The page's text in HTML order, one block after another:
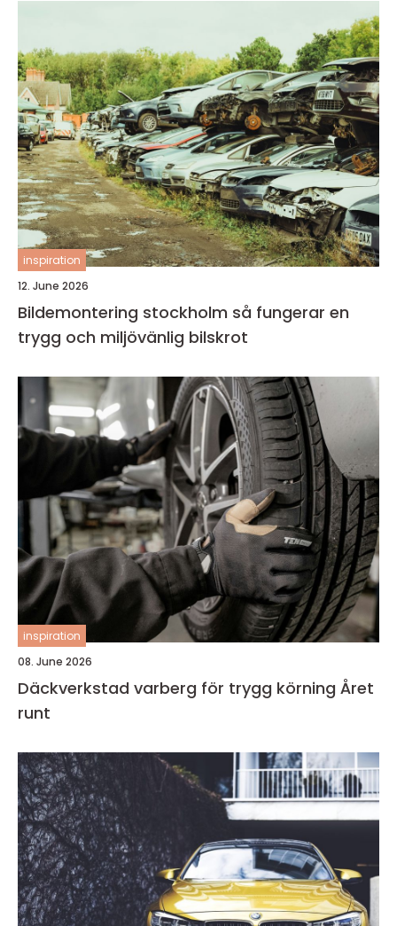
inspiration
12. June 2026
Bildemontering stockholm så fungerar en
trygg och miljövänlig bilskrot
inspiration
08. June 2026
Däckverkstad varberg för trygg körning Året
runt